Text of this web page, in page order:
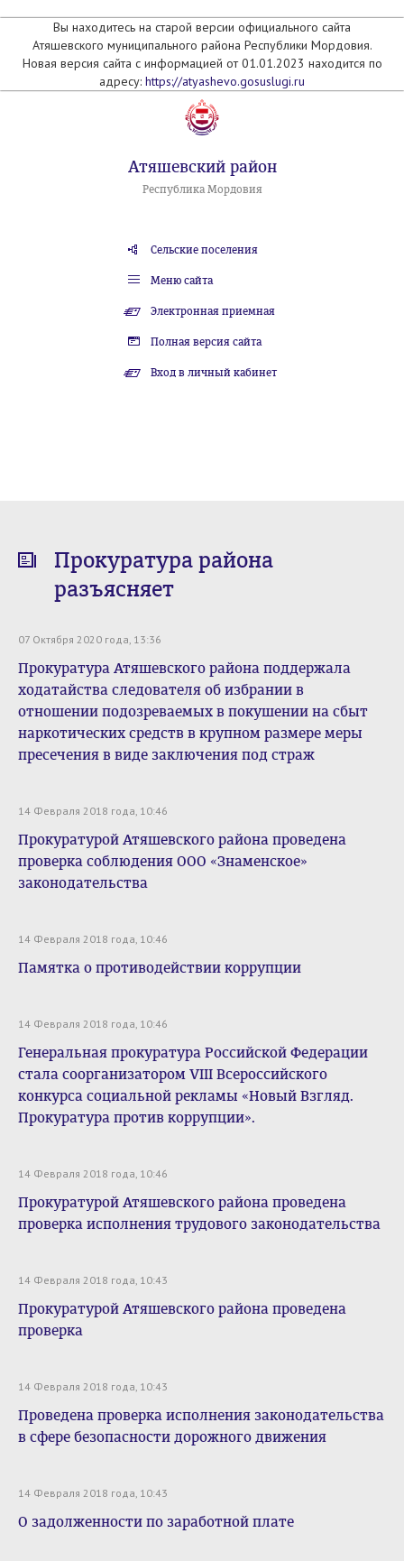
Вы находитесь на старой версии официального сайта
Атяшевского муниципального района Республики Мордовия.
Новая версия сайта с информацией от 01.01.2023 находится по
адресу: https://atyashevo.gosuslugi.ru
Атяшевский район
Республика Мордовия
Сельские поселения
Меню сайта
Электронная приемная
Полная версия сайта
Вход в личный кабинет
Прокуратура района
разъясняет
07 Октября 2020 года, 13:36
Прокуратура Атяшевского района поддержала
ходатайства следователя об избрании в
отношении подозреваемых в покушении на сбыт
наркотических средств в крупном размере меры
пресечения в виде заключения под страж
14 Февраля 2018 года, 10:46
Прокуратурой Атяшевского района проведена
проверка соблюдения ООО «Знаменское»
законодательства
14 Февраля 2018 года, 10:46
Памятка о противодействии коррупции
14 Февраля 2018 года, 10:46
Генеральная прокуратура Российской Федерации
стала соорганизатором VIII Всероссийского
конкурса социальной рекламы «Новый Взгляд.
Прокуратура против коррупции».
14 Февраля 2018 года, 10:46
Прокуратурой Атяшевского района проведена
проверка исполнения трудового законодательства
14 Февраля 2018 года, 10:43
Прокуратурой Атяшевского района проведена
проверка
14 Февраля 2018 года, 10:43
Проведена проверка исполнения законодательства
в сфере безопасности дорожного движения
14 Февраля 2018 года, 10:43
О задолженности по заработной плате